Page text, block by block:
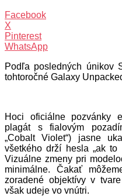
Facebook
X
Pinterest
WhatsApp
Podľa posledných únikov
tohtoročné Galaxy
Hoci oficiálne pozvánky
plagát s fialovým
„Cobalt Violet“) jasne
všetkého drží hesla „ak to
Vizuálne zmeny pri
minimálne. Čakať
zoradené objektívy v
však udeje vo vnútri.